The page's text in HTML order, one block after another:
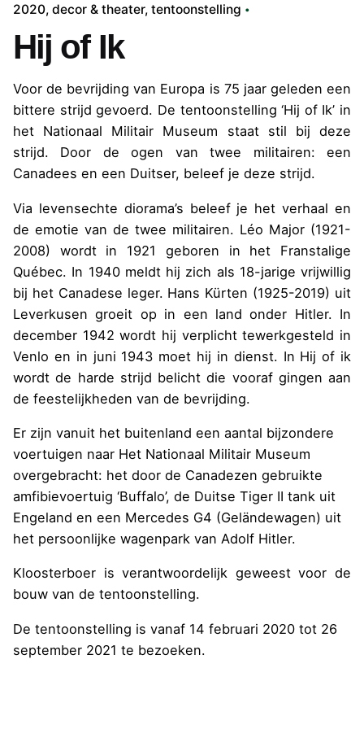
2020 decor & theater tentoonstelling
Hij of Ik
Voor de bevrijding van Europa is 75 jaar geleden een
bittere strijd gevoerd. De tentoonstelling ‘Hij of Ik’ in
het Nationaal Militair Museum staat stil bij deze
strijd. Door de ogen van twee militairen: een
Canadees en een Duitser, beleef je deze strijd.
Via levensechte diorama’s beleef je het verhaal en
de emotie van de twee militairen. Léo Major (1921-
2008) wordt in 1921 geboren in het Franstalige
Québec. In 1940 meldt hij zich als 18-jarige vrijwillig
bij het Canadese leger. Hans Kürten (1925-2019) uit
Leverkusen groeit op in een land onder Hitler. In
december 1942 wordt hij verplicht tewerkgesteld in
Venlo en in juni 1943 moet hij in dienst. In Hij of ik
wordt de harde strijd belicht die vooraf gingen aan
de feestelijkheden van de bevrijding.
Er zijn vanuit het buitenland een aantal bijzondere
voertuigen naar Het Nationaal Militair Museum
overgebracht: het door de Canadezen gebruikte
amfibievoertuig ‘Buffalo’, de Duitse Tiger II tank uit
Engeland en een Mercedes G4 (Geländewagen) uit
het persoonlijke wagenpark van Adolf Hitler.
Kloosterboer is verantwoordelijk geweest voor de
bouw van de tentoonstelling.
De tentoonstelling is vanaf 14 februari 2020 tot 26
september 2021 te bezoeken.